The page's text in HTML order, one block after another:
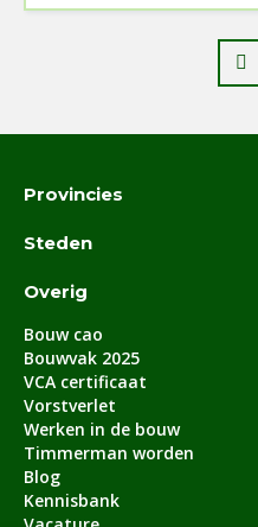
Provincies
Steden
Overig
Bouw cao
Bouwvak 2025
VCA certificaat
Vorstverlet
Werken in de bouw
Timmerman worden
Blog
Kennisbank